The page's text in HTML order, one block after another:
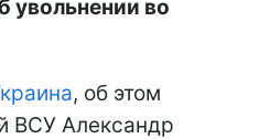
увольнении во
, об этом
ВСУ Александр